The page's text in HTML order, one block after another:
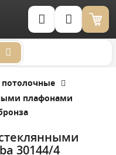
Корзина (0)
плафонами
30144/4